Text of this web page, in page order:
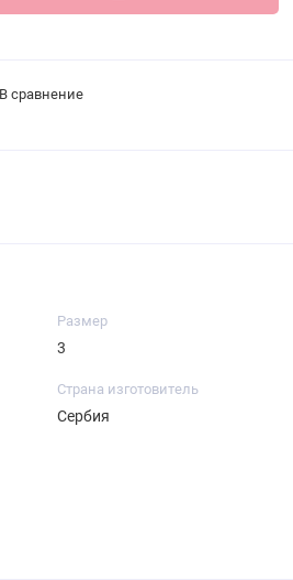
В сравнение
Размер
3
Страна изготовитель
Сербия